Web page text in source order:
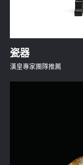
瓷器
漢皇專家團隊推薦